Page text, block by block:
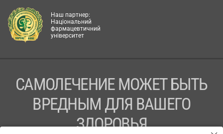
Наш партнер:
Національний
фармацевтичний
університет
САМОЛЕЧЕНИЕ МОЖЕТ БЫТЬ
ВРЕДНЫМ ДЛЯ ВАШЕГО
ЗДОРОВЬЯ